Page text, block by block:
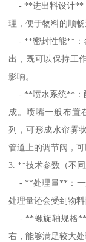
- **进出料设计**
理，便于物料的顺畅
- **密封性能**：
出，既可以保持工
影响。
- **喷水系统**：
成。喷嘴一般布置
列，可形成水帘雾
管道上的调节阀，可
3. **技术参数（不
- **处理量**：一
处理量还会受到物
- **螺旋轴规格**
右，能够满足较大处